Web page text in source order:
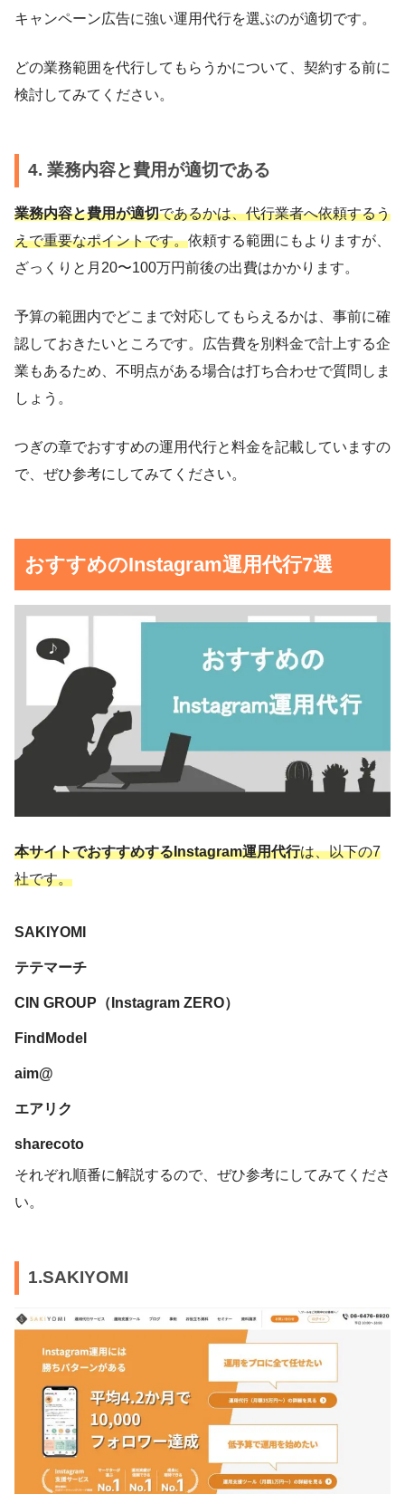
キャンペーン広告に強い運用代行を選ぶのが適切です。
どの業務範囲を代行してもらうかについて、契約する前に
検討してみてください。
4. 業務内容と費用が適切である
業務内容と費用が適切であるかは、代行業者へ依頼するう
えで重要なポイントです。依頼する範囲にもよりますが、
ざっくりと月20〜100万円前後の出費はかかります。
予算の範囲内でどこまで対応してもらえるかは、事前に確
認しておきたいところです。広告費を別料金で計上する企
業もあるため、不明点がある場合は打ち合わせで質問しま
しょう。
つぎの章でおすすめの運用代行と料金を記載していますの
で、ぜひ参考にしてみてください。
おすすめのInstagram運用代行7選
本サイトでおすすめするInstagram運用代行は、以下の7
社です。
SAKIYOMI
テテマーチ
CIN GROUP（Instagram ZERO）
FindModel
aim@
エアリク
sharecoto
それぞれ順番に解説するので、ぜひ参考にしてみてくださ
い。
1.SAKIYOMI